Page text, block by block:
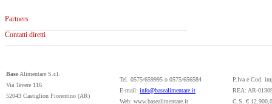
Partners
Contatti diretti
BaseAlimentare S.r.l.
Via Tevere 116
52043 Castiglion Fiorentino (AR)
Tel. 0575/659995 o 0575/656584
E-mail: info@basealimentare.it
Web: www.basealimentare.it
P.Iva e Cod.
REA: AR-
C.S. €